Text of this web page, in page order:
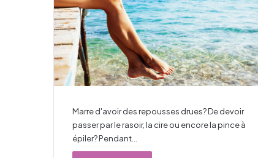
Marre d'avoir des repousses drues? De devoir
passer par le rasoir, la cire ou encore la pince à
épiler? Pendant…